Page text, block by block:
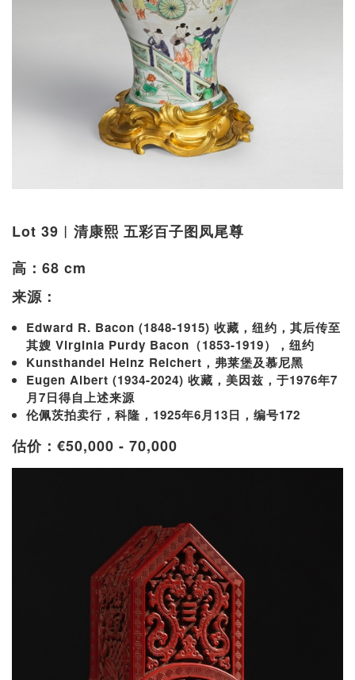
Lot 39︱清康熙 五彩百子图凤尾尊
高：68 cm
来源：
Edward R. Bacon (1848-1915) 收藏，纽约，其后传至
其嫂 Virginia Purdy Bacon（1853-1919），纽约
Kunsthandel Heinz Reichert，弗莱堡及慕尼黑
Eugen Albert (1934-2024) 收藏，美因兹，于1976年7
月7日得自上述来源
伦佩茨拍卖行，科隆，1925年6月13日，编号172
估价：€50,000 - 70,000